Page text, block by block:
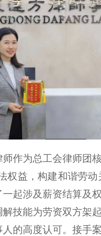
作为总工会律师团
权益，构建和谐劳动
起涉及薪资结算及
技能为劳资双方架
人的高度认可。接手